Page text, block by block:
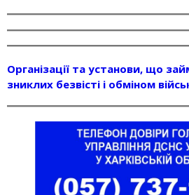
Організації та установи, що
зниклих безвісті і обміном